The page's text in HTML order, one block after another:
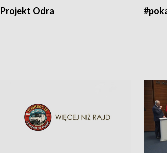
Projekt Odra